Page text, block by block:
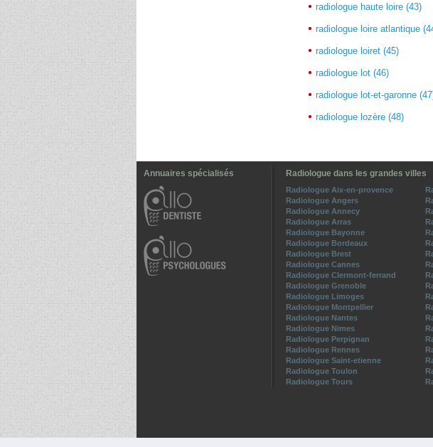
radiologue haute loire (43)
radiologue loire atlantique
radiologue loiret (45)
radiologue lot (46)
radiologue lot-et-garonne
radiologue lozère (48)
Annuaires spécialisés Radiologue dans les grandes villes
Radiologue Aix-en-provence
Radiologue Angers
Radiologue Annecy
Radiologue Arras
Radiologue Bayonne
Radiologue Bordeaux
Radiologue Brest
Radiologue Cannes
Radiologue Clermont-ferrand
Radiologue Grenoble
Radiologue Limoges
Radiologue Montpellier
Radiologue Nantes
Radiologue Nimes
Radiologue Perpignan
Radiologue Rennes
Radiologue Saint-etienne
Radiologue Toulon
Radiologue Tours